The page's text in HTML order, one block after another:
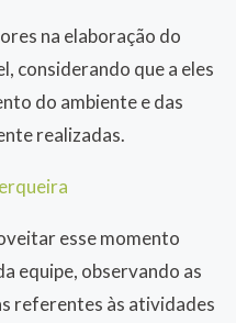
na elaboração do
considerando que a eles
do ambiente e das
realizadas.
esse momento
equipe, observando as
referentes às atividades